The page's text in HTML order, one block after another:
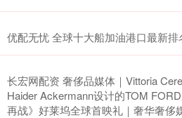
优配无忧 全球十大船加油港口最新
长宏网配资 奢侈品媒体｜Vittoria
Haider Ackermann设计的TOM
再战》好莱坞全球首映礼｜奢华奢侈